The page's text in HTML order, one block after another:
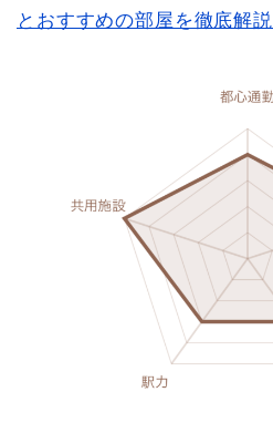
とおすすめの部屋を徹底解説